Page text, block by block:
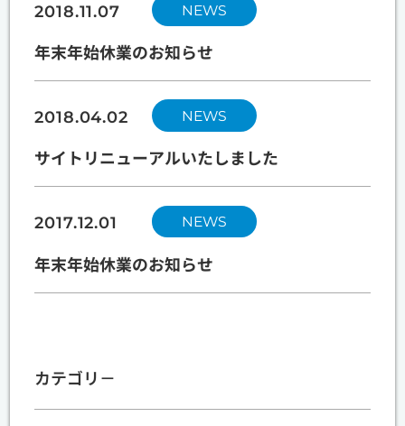
2018.11.07 NEWS
年末年始休業のお知らせ
2018.04.02 NEWS
サイトリニューアルいたしました
2017.12.01 NEWS
年末年始休業のお知らせ
カテゴリ－